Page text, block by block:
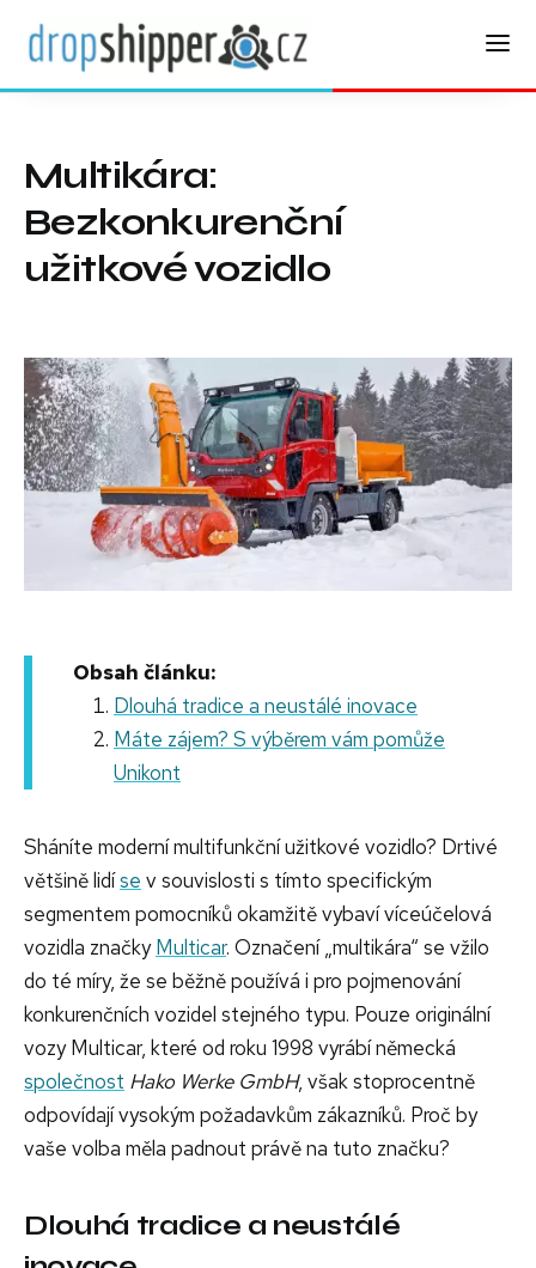
Multikára:
Bezkonkurenční
užitkové vozidlo
Obsah článku:
Dlouhá tradice a neustálé inovace
Máte zájem? S výběrem vám pomůže
Unikont
Sháníte moderní multifunkční užitkové vozidlo? Drtivé
většině lidíse v souvislosti s tímto specifickým
segmentem pomocníků okamžitě vybaví víceúčelová
vozidla značkyMulticar. Označení „multikára“ se vžilo
do té míry, že se běžně používá i pro pojmenování
konkurenčních vozidel stejného typu. Pouze originální
vozy Multicar, které od roku 1998 vyrábí německá
společnost Hako Werke GmbH, však stoprocentně
odpovídají vysokým požadavkům zákazníků. Proč by
vaše volba měla padnout právě na tuto značku?
Dlouhá tradice a neustálé